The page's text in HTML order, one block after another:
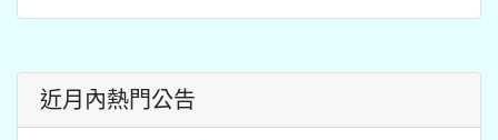
近月內熱門公告